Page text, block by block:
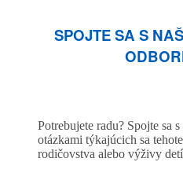
SPOJTE SA S
Potrebujete radu? Spojte sa
otázkami týkajúcich sa
rodičovstva alebo výživy